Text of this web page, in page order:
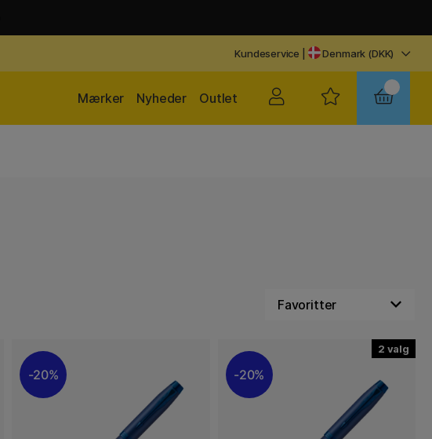
Kundeservice Denmark (DKK)
Outlet
Nyheder
Mærker
20%
2
20%